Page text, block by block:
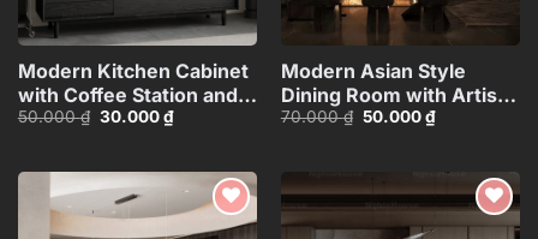
Modern Kitchen Cabinet
with Coffee Station and
Appliances – 3D
50.000₫ Giá
30.000₫Giá
hiện
30.000 ₫.
Modern Asian Style
Dining Room with Artistic
Ceiling
70.000₫ Giá
50.000₫Giá
hiện
50.000 ₫.
Add to
Add to